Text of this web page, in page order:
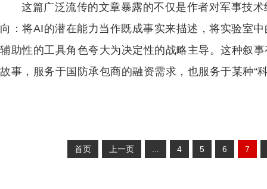
这篇广泛流传的文章暴露的不仅是作者对军事技
向：将AI的潜在能力当作既成事实来描述，将实验室
辅助性的工具角色夸大为决定性的战略主导。这种叙
故事，服务于国防承包商的融资需求，也服务于某种“
首页 上一页 4 5 6 7